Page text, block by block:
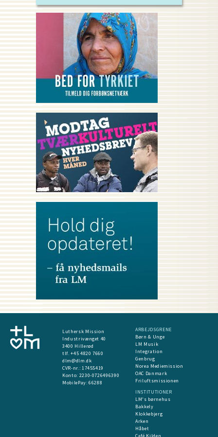
Luthersk Mission
Industrivænget 40
3400 Hillerød
tlf. +45 4820 7660
dlm@dlm.dk
CVR-nr.: 17455419
​Konto: 2230-0726496390
MobilePay:66288
ARBEJDSGRENE
Børn & Unge
LM Musik
Integration
Genbrug
Norea Mediemission
OAC Danmark
Friluftsmissionen
INSTITUTIONER
LM's børnehus
Bakkely
Klokkebjerg
Arken
Håbet